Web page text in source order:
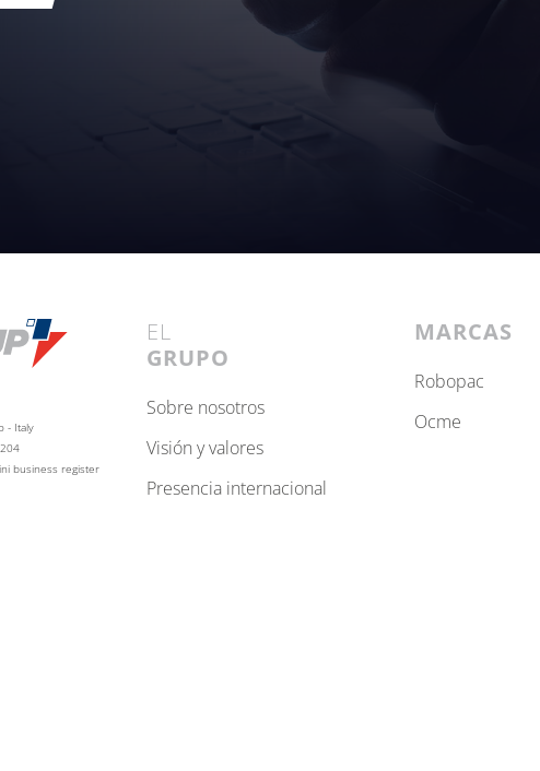
- Italy
business register
EL
GRUPO
sobre nosotros
visión y valores
presencia internacional
MARCAS
robopac
ocme